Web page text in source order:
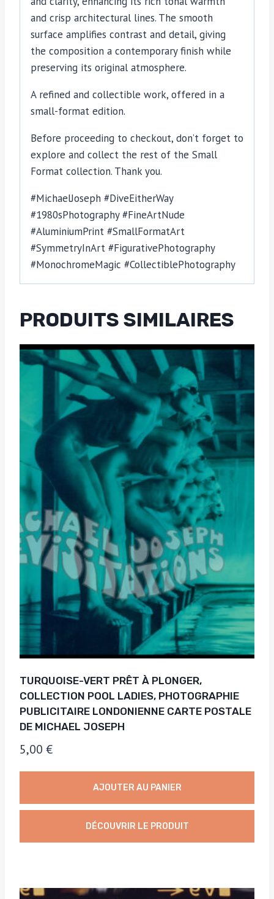
and crisp architectural lines. The smooth
surface amplifies contrast and detail, giving
the composition a contemporary finish while
preserving its original atmosphere.
A refined and collectible work, offered in a
small-format edition.
Before proceeding to checkout, don’t forget to
explore and collect the rest of the Small
Format collection. Thank you.
#MichaelJoseph #DiveEitherWay
#1980sPhotography #FineArtNude
#AluminiumPrint #SmallFormatArt
#SymmetryInArt #FigurativePhotography
#MonochromeMagic #CollectiblePhotography
PRODUITS SIMILAIRES
TURQUOISE-VERT PRÊT À PLONGER,
COLLECTION POOL LADIES, PHOTOGRAPHIE
PUBLICITAIRE LONDONIENNE CARTE POSTALE
DE MICHAEL JOSEPH
5,00 €
AJOUTER AU PANIER
DÉCOUVRIR LE PRODUIT